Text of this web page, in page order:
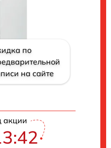
по
на сайте
акции